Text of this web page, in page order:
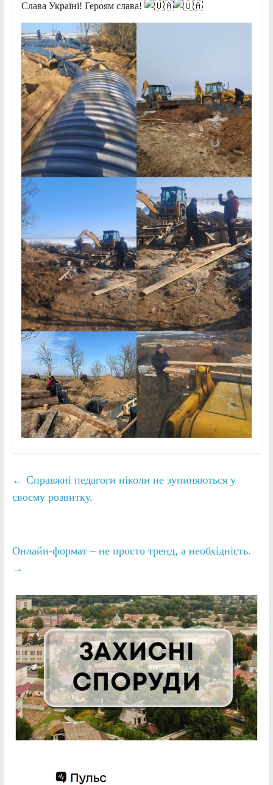
Слава Україні! Героям слава!
← Справжні педагоги ніколи не зупиняються у
своєму розвитку.
Онлайн-формат – не просто тренд, а необхідність.
→